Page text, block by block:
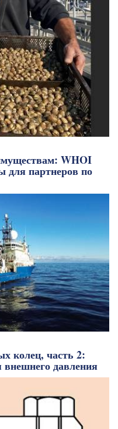
WHOI
для партнеров по
колец, часть 2:
давления